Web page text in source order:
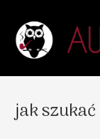
jak szukać